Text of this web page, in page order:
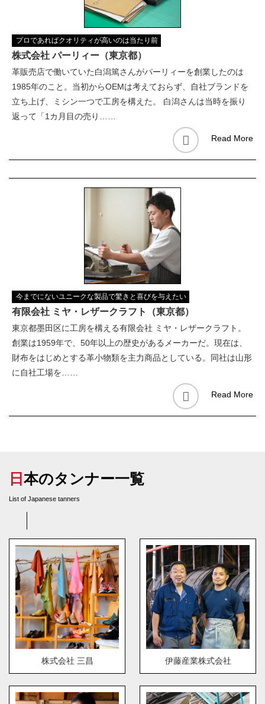
プロであればクオリティが高いのは当たり前
株式会社 パーリィー（東京都）
革販売店で働いていた白潟篤さんがパーリィーを創業したのは
1985年のこと。当初からOEMは考えておらず、自社ブランドを
立ち上げ、ミシン一つで工房を構えた。 白潟さんは当時を振り
返って「1カ月目の売り……
Read More
今までにないユニークな製品で驚きと喜びを与えたい
有限会社 ミヤ・レザークラフト（東京都）
東京都墨田区に工房を構える有限会社 ミヤ・レザークラフト。
創業は1959年で、50年以上の歴史があるメーカーだ。現在は、
財布をはじめとする革小物類を主力商品としている。同社は山形
に自社工場を……
Read More
日本のタンナー一覧
List of Japanese tanners
株式会社 三昌 伊藤産業株式会社